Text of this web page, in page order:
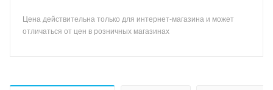
Цена действительна только для интернет-магазина и может
отличаться от цен в розничных магазинах